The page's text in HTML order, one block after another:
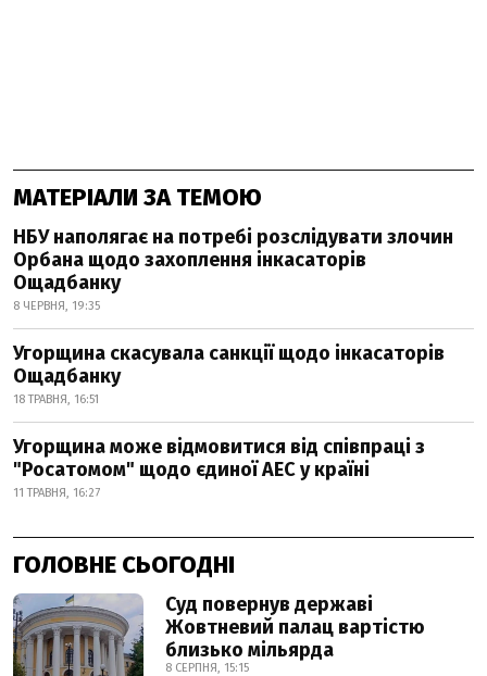
МАТЕРІАЛИ ЗА ТЕМОЮ
НБУ наполягає на потребі розслідувати злочин
Орбана щодо захоплення інкасаторів
Ощадбанку
8 ЧЕРВНЯ, 19:35
Угорщина скасувала санкції щодо інкасаторів
Ощадбанку
18 ТРАВНЯ, 16:51
Угорщина може відмовитися від співпраці з
"Росатомом" щодо єдиної АЕС у країні
11 ТРАВНЯ, 16:27
ГОЛОВНЕ СЬОГОДНІ
Суд повернув державі
Жовтневий палац вартістю
близько мільярда
8 СЕРПНЯ, 15:15